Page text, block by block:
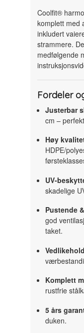
Coolfit®
komplett med
inkludert
strammere.
medfølgende
Fordeler
Justerbar
cm –
Høy
HDPE/
UV-
skadelige
Pustende
god
taket.
Komplett
rustfrie
5 års
duken.